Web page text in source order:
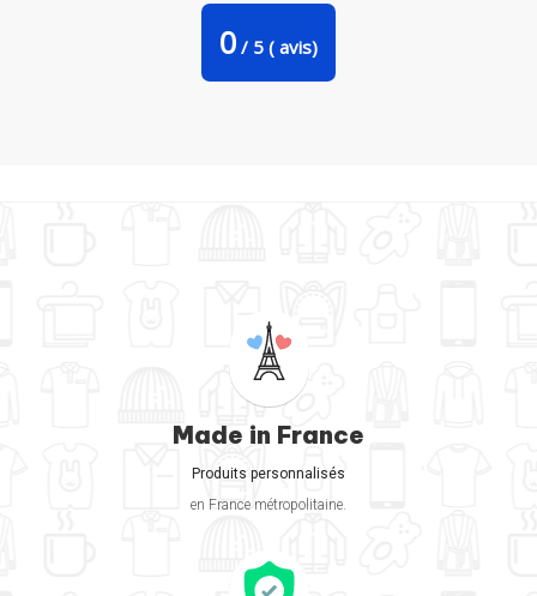
0 / 5 ( avis)
Made in France
Produits personnalisés
en France métropolitaine.